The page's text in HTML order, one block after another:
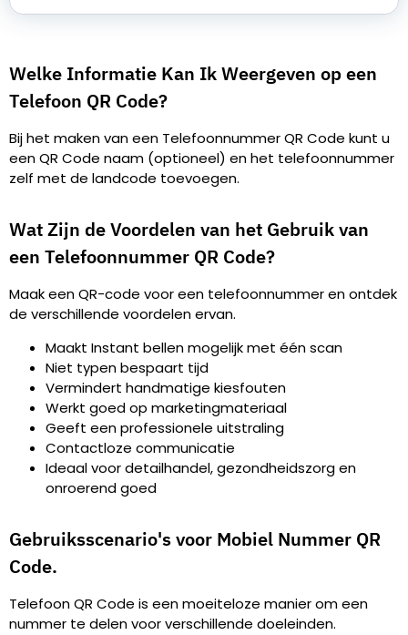
Welke Informatie Kan Ik Weergeven op een
Telefoon QR Code?
Bij het maken van een Telefoonnummer QR Code kunt u
een QR Code naam (optioneel) en het telefoonnummer
zelf met de landcode toevoegen.
Wat Zijn de Voordelen van het Gebruik van
een Telefoonnummer QR Code?
Maak een QR-code voor een telefoonnummer en ontdek
de verschillende voordelen ervan.
Maakt Instant bellen mogelijk met één scan
Niet typen bespaart tijd
Vermindert handmatige kiesfouten
Werkt goed op marketingmateriaal
Geeft een professionele uitstraling
Contactloze communicatie
Ideaal voor detailhandel, gezondheidszorg en
onroerend goed
Gebruiksscenario's voor Mobiel Nummer QR
Code.
Telefoon QR Code is een moeiteloze manier om een
nummer te delen voor verschillende doeleinden.